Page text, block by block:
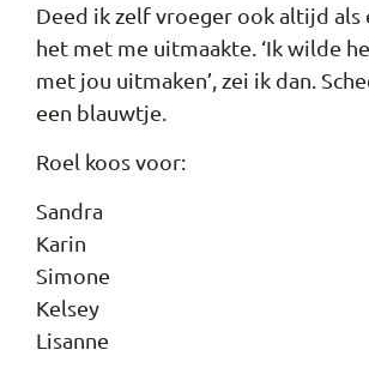
Deed ik zelf vroeger ook altijd als
het met me uitmaakte. ‘Ik wilde
met jou uitmaken’, zei ik dan.
een blauwtje.
Roel koos voor:
Sandra
Karin
Simone
Kelsey
Lisanne